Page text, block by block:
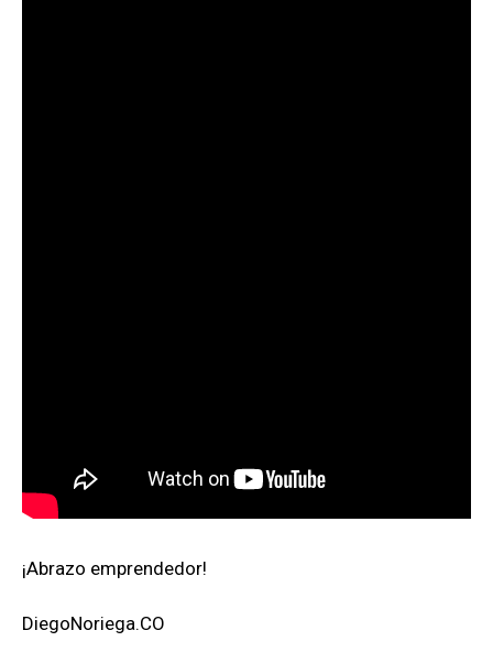
¡Abrazo emprendedor!
DiegoNoriega.CO